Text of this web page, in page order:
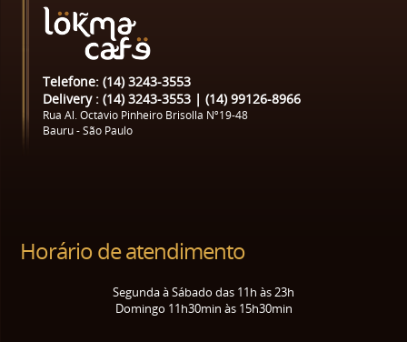
Telefone: (14) 3243-3553
Delivery : (14) 3243-3553 | (14) 99126-8966
Rua Al. Octávio Pinheiro Brisolla Nº19-48
Bauru - São Paulo
Horário de atendimento
Segunda à Sábado das 11h às 23h
Domingo 11h30min às 15h30min